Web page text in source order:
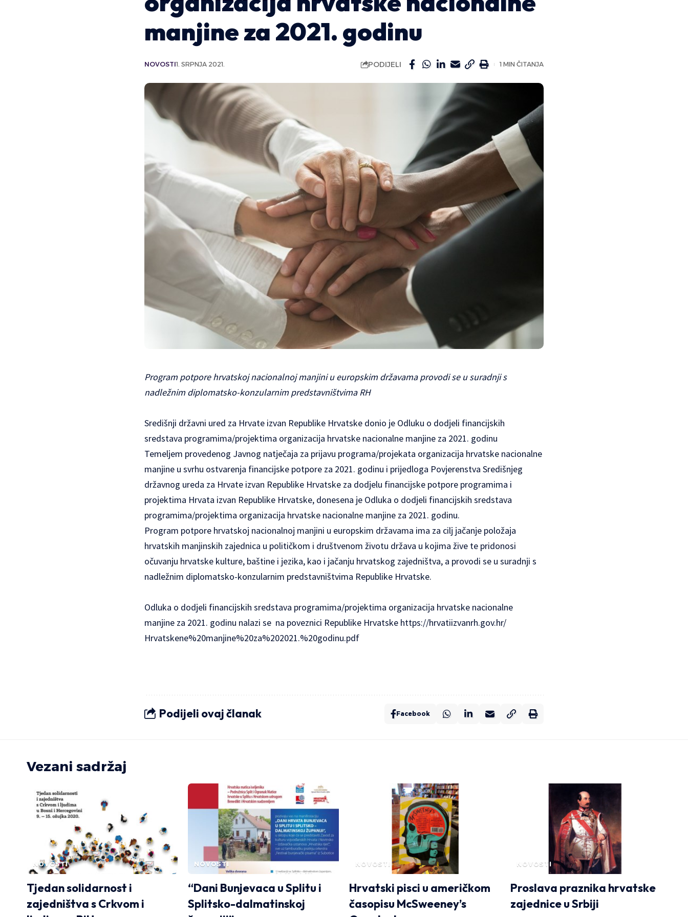
manjine za 2021. godinu
NOVOSTI1. SRPNJA 2021. PODIJELI 1 MIN ČITANJA
Program potpore hrvatskoj nacionalnoj manjini u europskim državama provodi se u suradnji s
nadležnim diplomatsko-konzularnim predstavništvima RH
Središnji državni ured za Hrvate izvan Republike Hrvatske donio je Odluku o dodjeli financijskih
sredstava programima/projektima organizacija hrvatske nacionalne manjine za 2021. godinu
Temeljem provedenog Javnog natječaja za prijavu programa/projekata organizacija hrvatske nacionalne
manjine u svrhu ostvarenja financijske potpore za 2021. godinu i prijedloga Povjerenstva Središnjeg
državnog ureda za Hrvate izvan Republike Hrvatske za dodjelu financijske potpore programima i
projektima Hrvata izvan Republike Hrvatske, donesena je Odluka o dodjeli financijskih sredstava
programima/projektima organizacija hrvatske nacionalne manjine za 2021. godinu.
Program potpore hrvatskoj nacionalnoj manjini u europskim državama ima za cilj jačanje položaja
hrvatskih manjinskih zajednica u političkom i društvenom životu država u kojima žive te pridonosi
očuvanju hrvatske kulture, baštine i jezika, kao i jačanju hrvatskog zajedništva, a provodi se u suradnji s
nadležnim diplomatsko-konzularnim predstavništvima Republike Hrvatske.
Odluka o dodjeli financijskih sredstava programima/projektima organizacija hrvatske nacionalne
manjine za 2021. godinu nalazi se na poveznici Republike Hrvatske https://hrvatiizvanrh.gov.hr/
Hrvatskene%20manjine%20za%202021.%20godinu.pdf
Podijeli ovaj članak Facebook
Vezani sadržaj
NOVOSTI
Tjedan solidarnost i
zajedništva s Crkvom i
NOVOSTI
“Dani Bunjevaca u Splitu i
Splitsko-dalmatinskoj
NOVOSTI
Hrvatski pisci u američkom
časopisu McSweeney’s
NOVOSTI
Proslava praznika hrvatske
zajednice u Srbiji